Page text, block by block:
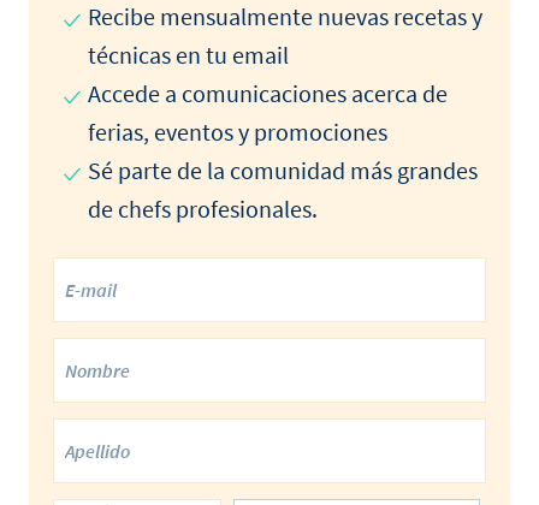
Recibe mensualmente nuevas recetas y
técnicas en tu email
Accede a comunicaciones acerca de
ferias, eventos y promociones
Sé parte de la comunidad más grandes
de chefs profesionales.